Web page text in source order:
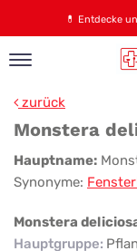
💊 Entdecke
zurück
Monstera
Monstera
deliciosa
Hauptname:
Synonyme:
Monstera
Hauptgruppe: